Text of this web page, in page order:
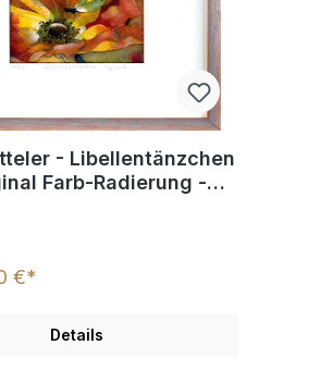
- Libellentänzchen
Farb-Radierung -
€*
Details